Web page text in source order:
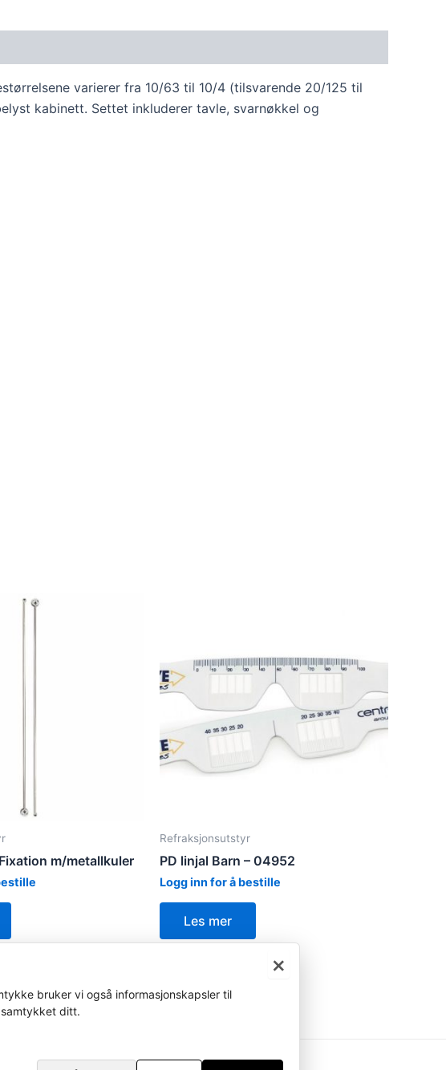
varierer fra 10/63 til 10/4 (tilsvarende 20/125 til
kabinett. Settet inkluderer tavle, svarnøkkel og
m/metallkuler
Refraksjonsutstyr
PD linjal Barn – 04952
Logg inn for å bestille
Les mer
×
bruker vi også informasjonskapsler til
ditt.